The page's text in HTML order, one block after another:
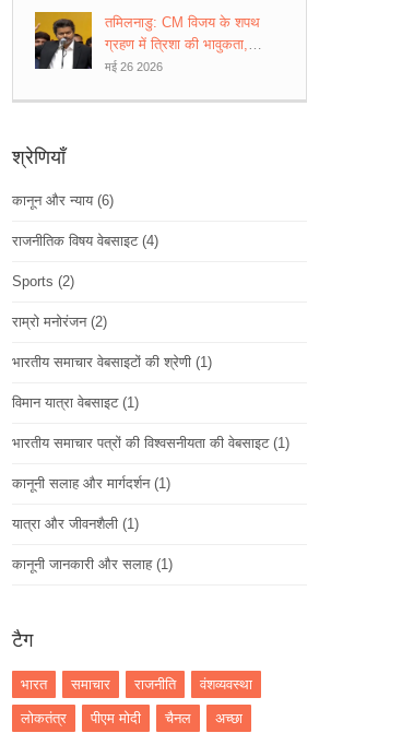
तमिलनाडु: CM विजय के शपथ
ग्रहण में त्रिशा की भावुकता,
इंजीनियर गिरफ्तारी खबर अफवाह
मई 26 2026
श्रेणियाँ
कानून और न्याय (6)
राजनीतिक विषय वेबसाइट (4)
Sports (2)
राम्रो मनोरंजन (2)
भारतीय समाचार वेबसाइटों की श्रेणी (1)
विमान यात्रा वेबसाइट (1)
भारतीय समाचार पत्रों की विश्वसनीयता की वेबसाइट (1)
कानूनी सलाह और मार्गदर्शन (1)
यात्रा और जीवनशैली (1)
कानूनी जानकारी और सलाह (1)
टैग
भारत समाचार राजनीति वंशव्यवस्था
लोकतंत्र पीएम मोदी चैनल अच्छा